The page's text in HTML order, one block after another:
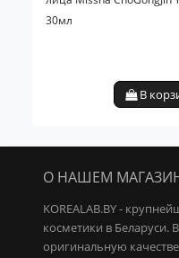
30мл
В
О НАШЕМ
KOREALAB.BY -
косметики в Беларуси.
оригинальную